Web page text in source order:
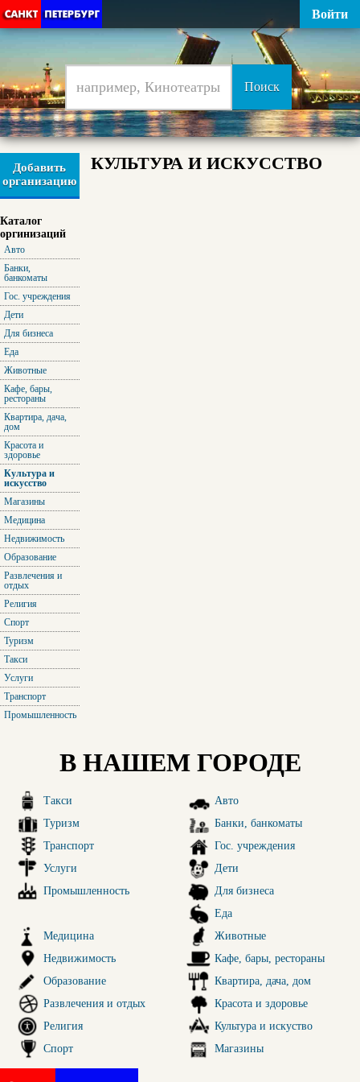
Войти
Добавить
организацию
Каталог
оргинизаций
Авто
Банки,
банкоматы
Гос. учреждения
Дети
Для бизнеса
Еда
Животные
Кафе, бары,
рестораны
Квартира, дача,
дом
Красота и
здоровье
Культура и
искусство
Магазины
Медицина
Недвижимость
Образование
Развлечения и
отдых
Религия
Спорт
Туризм
Такси
Услуги
Транспорт
Промышленность
КУЛЬТУРА И ИСКУССТВО
В НАШЕМ ГОРОДЕ
Такси
Туризм
Транспорт
Услуги
Промышленность
Авто
Банки, банкоматы
Гос. учреждения
Дети
Для бизнеса
Еда
Медицина
Недвижимость
Образование
Развлечения и отдых
Религия
Спорт
Животные
Кафе, бары, рестораны
Квартира, дача, дом
Красота и здоровье
Культура и искуство
Магазины